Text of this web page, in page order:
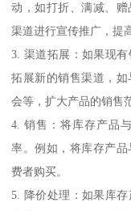
动，如打折、满减、
渠道进行宣传推广，提
3. 渠道拓展：如果现
拓展新的销售渠道，
会等，扩大产品的销售
4. 销售：将库存产品
率。例如，将库存产
费者购买。
5. 降价处理：如果库